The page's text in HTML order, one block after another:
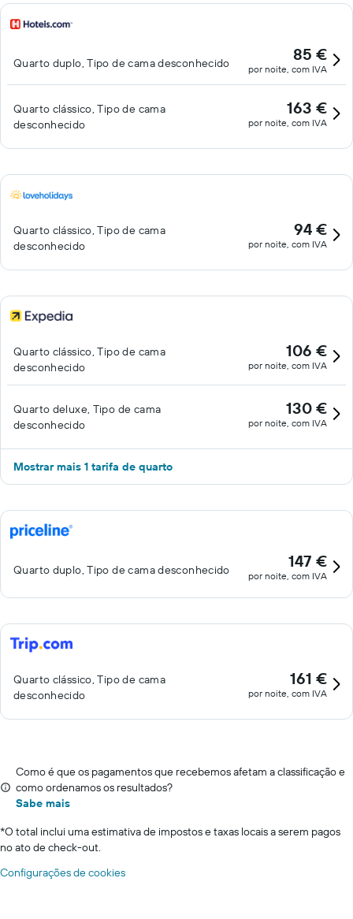
Quarto duplo, Tipo de cama desconhecido 85 €
por noite, com IVA
Quarto clássico, Tipo de cama
desconhecido
163 €
por noite, com IVA
Quarto clássico, Tipo de cama
desconhecido
94 €
por noite, com IVA
Quarto clássico, Tipo de cama
desconhecido
106 €
por noite, com IVA
Quarto deluxe, Tipo de cama
desconhecido
130 €
por noite, com IVA
Mostrar mais 1 tarifa de quarto
Quarto duplo, Tipo de cama desconhecido 147 €
por noite, com IVA
Quarto clássico, Tipo de cama
desconhecido
161 €
por noite, com IVA
Como é que os pagamentos que recebemos afetam a classificação e
como ordenamos os resultados?
Sabe mais
*O total inclui uma estimativa de impostos e taxas locais a serem pagos
no ato de check-out.
Configurações de cookies